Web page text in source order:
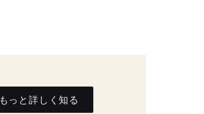
もっと詳しく知る